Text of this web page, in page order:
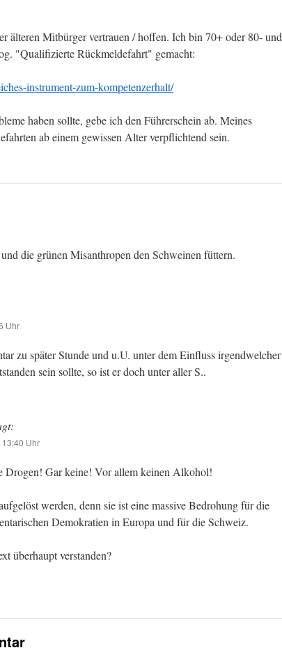
älteren Mitbürger vertrauen / hoffen. Ich bin 70+ oder 80- und
"Qualifizierte Rückmeldefahrt" gemacht:
instrument-zum-kompetenzerhalt/
haben sollte, gebe ich den Führerschein ab. Meines
ab einem gewissen Alter verpflichtend sein.
die grünen Misanthropen den Schweinen füttern.
Uhr
zu später Stunde und u.U. unter dem Einfluss irgendwelcher
sein sollte, so ist er doch unter aller S..
Uhr
Drogen! Gar keine! Vor allem keinen Alkohol!
werden, denn sie ist eine massive Bedrohung für die
Demokratien in Europa und für die Schweiz.
überhaupt verstanden?